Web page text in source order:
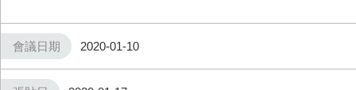
會議日期 2020-01-10